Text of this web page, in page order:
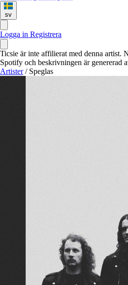
sv
Logga in Registrera
Ticsie är inte affilierat med denna artist.
Spotify och beskrivningen är genererad
Artister / Speglas